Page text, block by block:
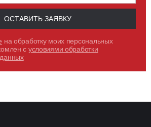
ОСТАВИТЬ ЗАЯВКУ
на обработку моих персональных
с условиями обработки